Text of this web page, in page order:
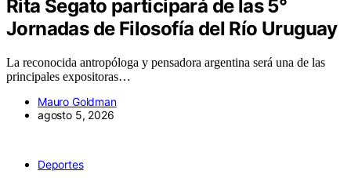
Rita Segato participará de las 5°
Jornadas de Filosofía del Río Uruguay
La reconocida antropóloga y pensadora argentina será una de las
principales expositoras…
Mauro Goldman
agosto 5, 2026
Deportes